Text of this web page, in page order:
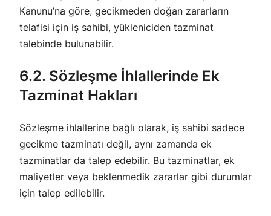
Kanunu’na göre, gecikmeden doğan zararların
telafisi için iş sahibi, yükleniciden tazminat
talebinde bulunabilir.
6.2. Sözleşme İhlallerinde Ek
Tazminat Hakları
Sözleşme ihlallerine bağlı olarak, iş sahibi sadece
gecikme tazminatı değil, aynı zamanda ek
tazminatlar da talep edebilir. Bu tazminatlar, ek
maliyetler veya beklenmedik zararlar gibi durumlar
için talep edilebilir.